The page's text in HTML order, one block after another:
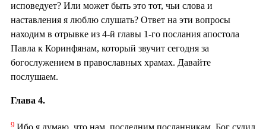
исповедует? Или может быть это тот, чьи слова и
наставления я люблю слушать? Ответ на эти вопросы
находим в отрывке из 4-й главы 1-го послания апостола
Павла к Коринфянам, который звучит сегодня за
богослужением в православных храмах. Давайте
послушаем.
Глава 4.
9